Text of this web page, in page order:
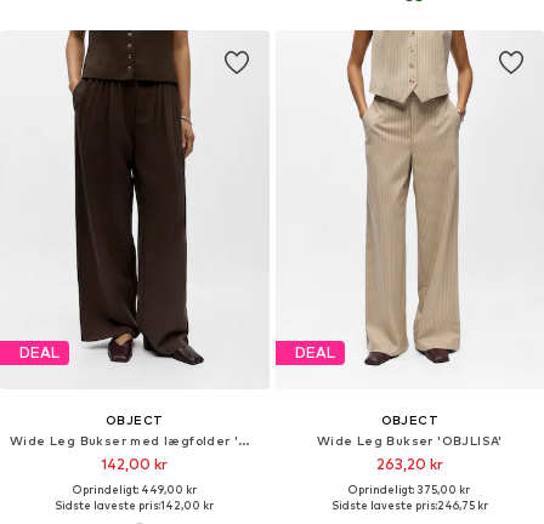
DEAL
OBJECT
Wide Leg Bukser med lægfolder 'OBJMolly'
142,00 kr
Oprindeligt: 449,00 kr
Sidste laveste pris:142,00 kr
DEAL
OBJECT
Wide Leg Bukser 'OBJLISA'
263,20 kr
Oprindeligt: 375,00 kr
Sidste laveste pris:246,75 kr